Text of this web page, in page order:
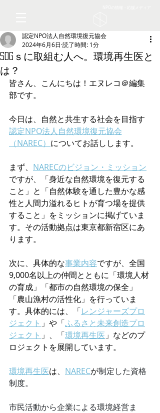
SDGｓに取組む人へ。環境再生医と
は？
認定NPO法人自然環境復元協会
2024年6月6日 読了時間: 1分
皆さん、こんにちは！エヌレコ＠編集
部です。
今日は、自然と共生する社会を目指す
認定NPO法人自然環境復元協会
（NAREC） についてお話しします。
まず、 NARECのビジョン・ミッション
ですが、「身近な自然環境を復元する
こと」と「自然体験を通した豊かな感
性と人間力溢れるヒトが育つ場を提供
すること」をミッションに掲げていま
す。その活動拠点は東京都新宿区にあ
ります。
次に、具体的な事業内容ですが、全国
9,000名以上の仲間とともに「環境人材
の育成」「都市の自然環境の保全」
「農山漁村の活性化」を行っていま
す。具体的には、「レンジャーズプロ
ジェクト 」や「ふるさと未来創造プロ
ジェクト 」、「環境再生医 」などのプ
ロジェクトを展開しています。
環境再生医は、 NARECが制定した資格
制度。
市民活動から企業による環境経営ま